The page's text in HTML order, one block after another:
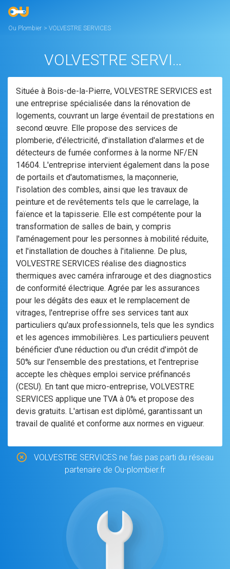
Ou Plombier > VOLVESTRE SERVICES
VOLVESTRE SERVICES
Située à Bois-de-la-Pierre, VOLVESTRE SERVICES est
une entreprise spécialisée dans la rénovation de
logements, couvrant un large éventail de prestations en
second œuvre. Elle propose des services de
plomberie, d'électricité, d'installation d'alarmes et de
détecteurs de fumée conformes à la norme NF/EN
14604. L'entreprise intervient également dans la pose
de portails et d'automatismes, la maçonnerie,
l'isolation des combles, ainsi que les travaux de
peinture et de revêtements tels que le carrelage, la
faïence et la tapisserie. Elle est compétente pour la
transformation de salles de bain, y compris
l'aménagement pour les personnes à mobilité réduite,
et l'installation de douches à l'italienne. De plus,
VOLVESTRE SERVICES réalise des diagnostics
thermiques avec caméra infrarouge et des diagnostics
de conformité électrique. Agrée par les assurances
pour les dégâts des eaux et le remplacement de
vitrages, l'entreprise offre ses services tant aux
particuliers qu'aux professionnels, tels que les syndics
et les agences immobilières. Les particuliers peuvent
bénéficier d'une réduction ou d'un crédit d'impôt de
50% sur l'ensemble des prestations, et l'entreprise
accepte les chèques emploi service préfinancés
(CESU). En tant que micro-entreprise, VOLVESTRE
SERVICES applique une TVA à 0% et propose des
devis gratuits. L'artisan est diplômé, garantissant un
travail de qualité et conforme aux normes en vigueur.
VOLVESTRE SERVICES ne fais pas parti du réseau
partenaire de Ou-plombier.fr